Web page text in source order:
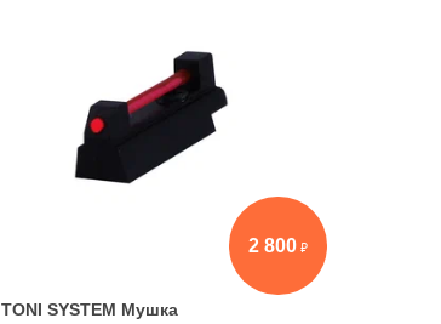
2 800
TONI SYSTEM Мушка